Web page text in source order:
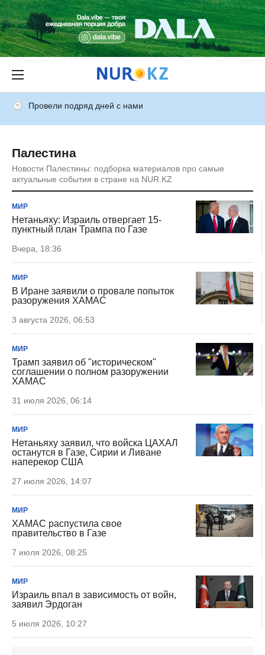
Провели подряд дней с нами
Палестина
Новости Палестины: подборка материалов про самые
актуальные события в стране на NUR.KZ
МИР
Нетаньяху: Израиль отвергает 15-
пунктный план Трампа по Газе
Вчера, 18:36
МИР
В Иране заявили о провале попыток
разоружения ХАМАС
3 августа 2026, 06:53
МИР
Трамп заявил об "историческом"
соглашении о полном разоружении
ХАМАС
31 июля 2026, 06:14
МИР
Нетаньяху заявил, что войска ЦАХАЛ
останутся в Газе, Сирии и Ливане
наперекор США
27 июля 2026, 14:07
МИР
ХАМАС распустила свое
правительство в Газе
7 июля 2026, 08:25
МИР
Израиль впал в зависимость от войн,
заявил Эрдоган
5 июля 2026, 10:27